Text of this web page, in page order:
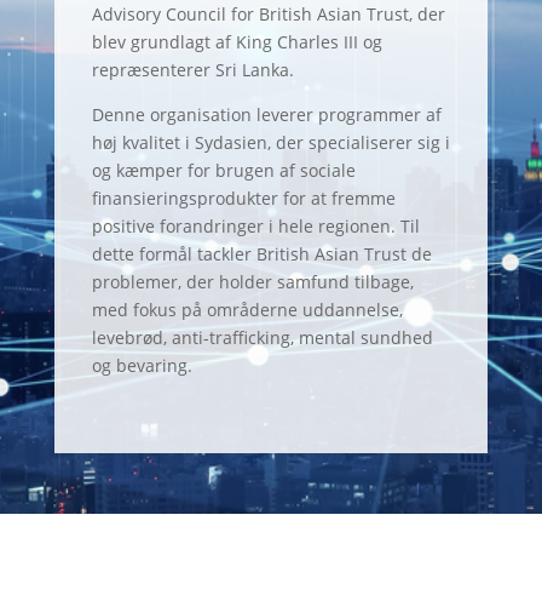
Advisory Council for British Asian Trust, der
blev grundlagt af King Charles III og
repræsenterer Sri Lanka.
Denne organisation leverer programmer af
høj kvalitet i Sydasien, der specialiserer sig i
og kæmper for brugen af sociale
finansieringsprodukter for at fremme
positive forandringer i hele regionen. Til
dette formål tackler British Asian Trust de
problemer, der holder samfund tilbage,
med fokus på områderne uddannelse,
levebrød, anti-trafficking, mental sundhed
og bevaring.